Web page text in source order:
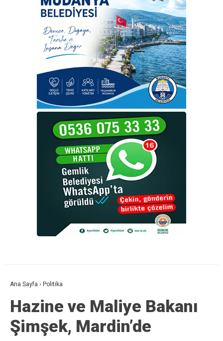
Ana Sayfa › Politika
Hazine ve Maliye Bakanı
Şimşek, Mardin’de